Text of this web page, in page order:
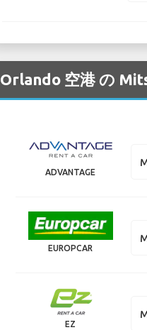
Orlando 空港 の
ADVANTAGE
EUROPCAR
EZ